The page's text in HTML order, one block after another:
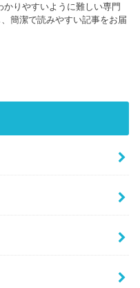
りやすいように難しい専門
簡潔で読みやすい記事をお届